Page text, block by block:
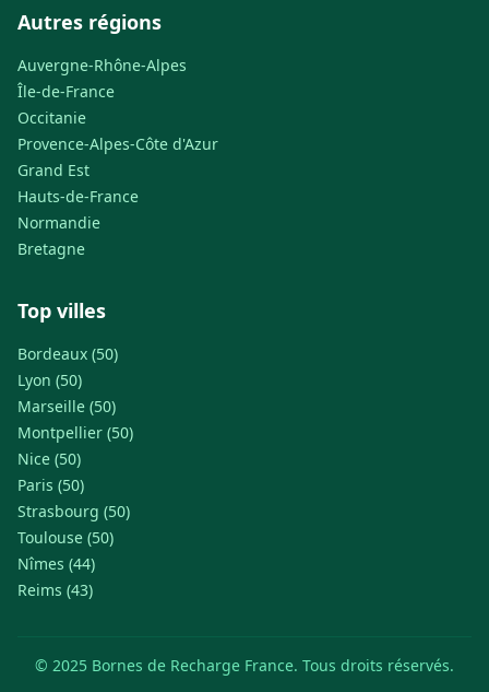
Autres régions
Auvergne-Rhône-Alpes
Île-de-France
Occitanie
Provence-Alpes-Côte d'Azur
Grand Est
Hauts-de-France
Normandie
Bretagne
Top villes
Bordeaux (50)
Lyon (50)
Marseille (50)
Montpellier (50)
Nice (50)
Paris (50)
Strasbourg (50)
Toulouse (50)
Nîmes (44)
Reims (43)
© 2025 Bornes de Recharge France. Tous droits réservés.